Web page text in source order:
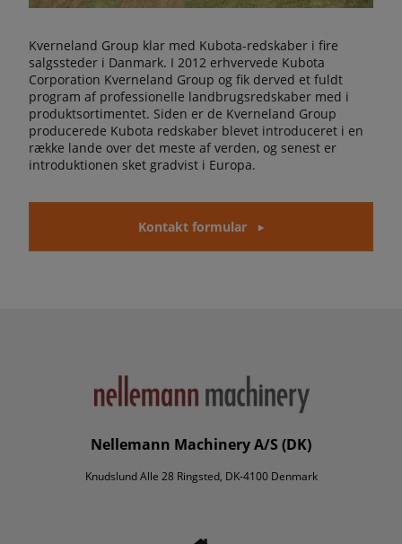
Kverneland Group klar med Kubota-redskaber i fire
salgssteder i Danmark. I 2012 erhvervede Kubota
Corporation Kverneland Group og fik derved et fuldt
program af professionelle landbrugsredskaber med i
produktsortimentet. Siden er de Kverneland Group
producerede Kubota redskaber blevet introduceret i en
række lande over det meste af verden, og senest er
introduktionen sket gradvist i Europa.
Kontakt formular
Nellemann Machinery A/S (DK)
Knudslund Alle 28 Ringsted, DK-4100 Denmark